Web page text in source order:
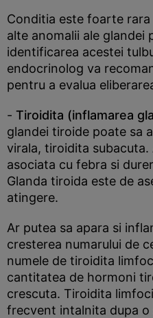
Conditia este foarte
alte anomalii ale glandei
identificarea acestei
endocrinolog va
pentru a evalua
- Tiroidita (inflamarea
glandei tiroide poate sa
virala, tiroidita
asociata cu febra si
Glanda tiroida este de
atingere.
Ar putea sa apara si
cresterea numarului de
numele de tiroidita
cantitatea de hormoni
crescuta. Tiroidita
frecvent intalnita dupa o